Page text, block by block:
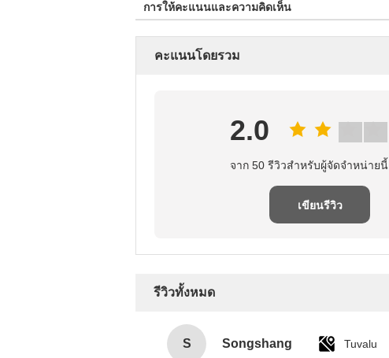
การให้คะแนนและความคิดเห็น
คะแนนโดยรวม
2.0
จาก 50 รีวิวสําหรับผู้จัดจําหน่ายนี้
เขียนรีวิว
รีวิวทั้งหมด
S Songshang Tuvalu